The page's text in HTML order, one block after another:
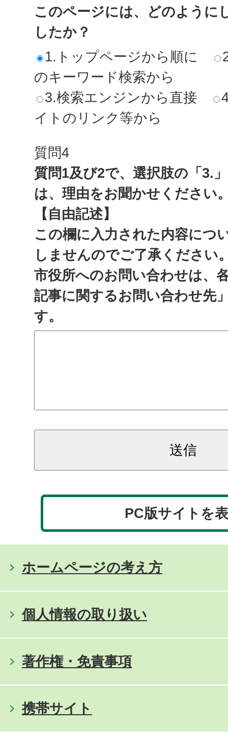
このページには、どのように
したか？
1.トップページから順に
のキーワード検索から
3.検索エンジンから直接
イトのリンク等から
質問4
質問1及び2で、選択肢の「3.
は、理由をお聞かせください
【自由記述】
この欄に入力された内容につ
しませんのでご了承ください
市役所へのお問い合わせは、
記事に関するお問い合わせ先
す。
PC版サイトを
ホームページの考え方
個人情報の取り扱い
著作権・免責事項
携帯サイト